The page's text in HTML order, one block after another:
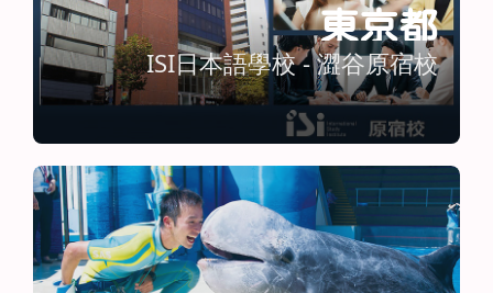
東京都
ISI日本語學校 - 澀谷原宿校